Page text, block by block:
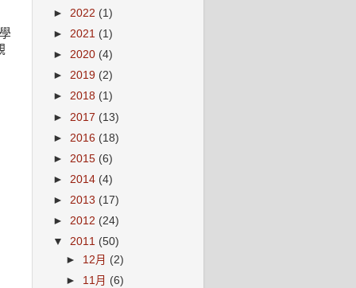
► 2022 (1)
► 2021 (1)
► 2020 (4)
► 2019 (2)
► 2018 (1)
► 2017 (13)
► 2016 (18)
► 2015 (6)
► 2014 (4)
► 2013 (17)
► 2012 (24)
▼ 2011 (50)
► 12月 (2)
► 11月 (6)